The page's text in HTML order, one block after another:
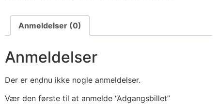
Anmeldelser (0)
Anmeldelser
Der er endnu ikke nogle anmeldelser.
Vær den første til at anmelde “Adgangsbillet”